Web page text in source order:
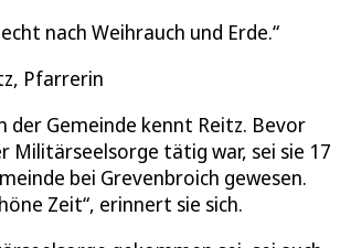
nach Weihrauch und Erde.
Pfarrerin
der Gemeinde kennt Reitz. Bevor
Militärseelsorge tätig war, sei sie 17
bei Grevenbroich gewesen.
Zeit“, erinnert sie sich.